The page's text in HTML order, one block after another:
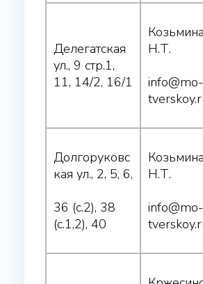
Делегатская
ул., 9 стр.1,
11, 14/2, 16/1
Козьмина
Н.Т.
info@mo-
Долгоруковс
кая ул., 2, 5, 6,
36 (с.2), 38
(с.1,2), 40
Козьмина
Н.Т.
info@mo-